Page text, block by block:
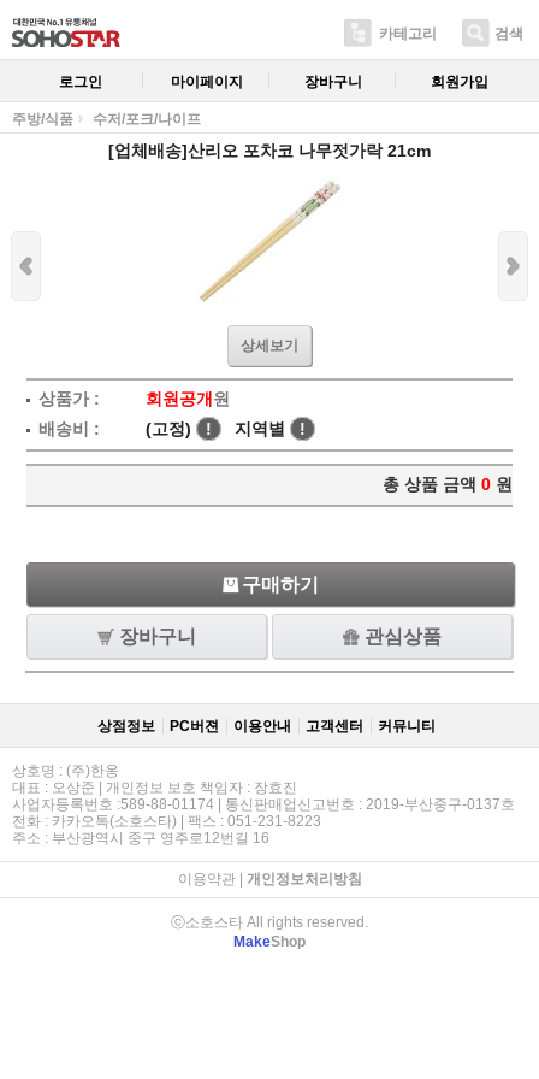
카테고리 검색
로그인 마이페이지 장바구니 회원가입
주방/식품 수저/포크/나이프
[업체배송]산리오 포차코 나무젓가락 21cm
상세보기
상품가 : 회원공개 원
배송비 :
(고정) ! 지역별 !
총 상품 금액 0 원
구매하기
장바구니 관심상품
상점정보 PC버젼 이용안내 고객센터 커뮤니티
상호명 : (주)한옹
대표 : 오상준 | 개인정보 보호 책임자 : 장효진
사업자등록번호 :589-88-01174 | 통신판매업신고번호 : 2019-부산중구-0137호
전화 : 카카오톡(소호스타) | 팩스 : 051-231-8223
주소 : 부산광역시 중구 영주로12번길 16
이용약관| 개인정보처리방침
ⓒ소호스타 All rights reserved.
MakeShop